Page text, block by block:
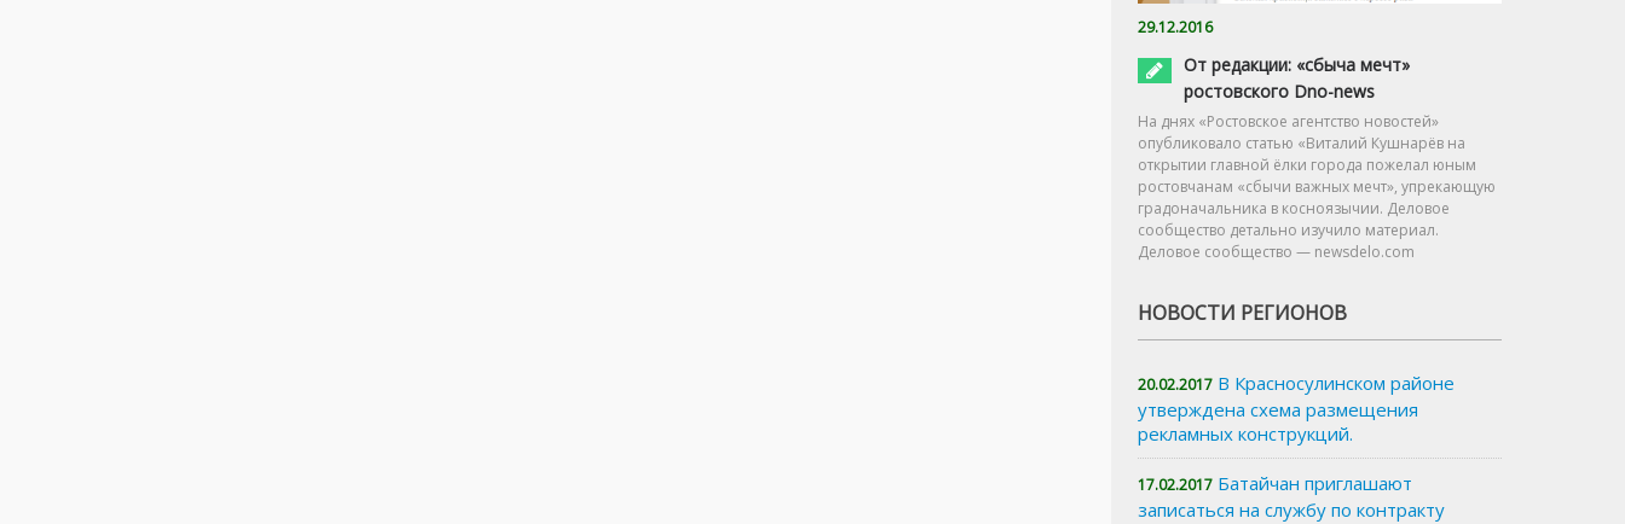
29.12.2016
От редакции: «сбыча мечт»
ростовского Dno-news
На днях «Ростовское агентство новостей»
опубликовало статью «Виталий Кушнарёв на
открытии главной ёлки города пожелал юным
ростовчанам «сбычи важных мечт», упрекающую
градоначальника в косноязычии. Деловое
сообщество детально изучило материал.
Деловое сообщество — newsdelo.com
НОВОСТИ РЕГИОНОВ
20.02.2017 В Красносулинском районе
утверждена схема размещения
рекламных конструкций.
17.02.2017 Батайчан приглашают
записаться на службу по контракту